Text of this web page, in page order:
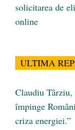
solicitarea de
online
ULTIMA
Claudiu Târziu,
împinge
criza energiei.”